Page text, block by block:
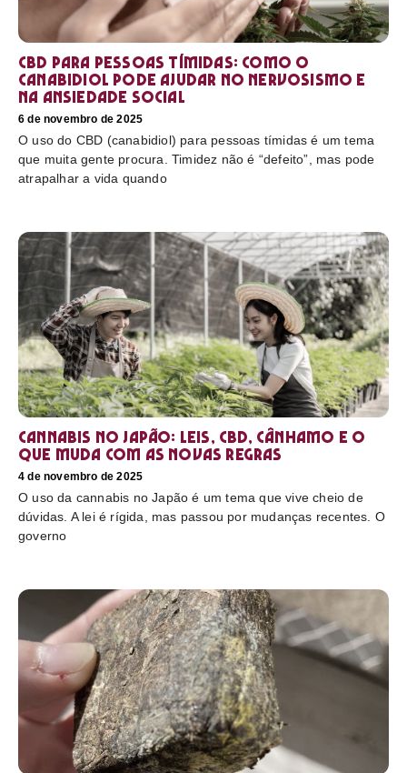
CBD para pessoas tímidas: como o
canabidiol pode ajudar no nervosismo e
na ansiedade social
6 de novembro de 2025
O uso do CBD (canabidiol) para pessoas tímidas é um tema
que muita gente procura. Timidez não é “defeito”, mas pode
atrapalhar a vida quando
Cannabis no Japão: leis, CBD, cânhamo e o
que muda com as novas regras
4 de novembro de 2025
O uso da cannabis no Japão é um tema que vive cheio de
dúvidas. A lei é rígida, mas passou por mudanças recentes. O
governo